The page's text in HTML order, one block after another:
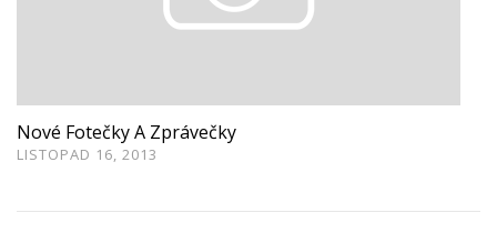
Nové Fotečky A Zprávečky
LISTOPAD 16, 2013